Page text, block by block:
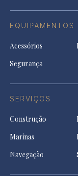
EQUIPAMENTOS
Acessórios
Segurança
SERVIÇOS
Construção
Marinas
Navegação